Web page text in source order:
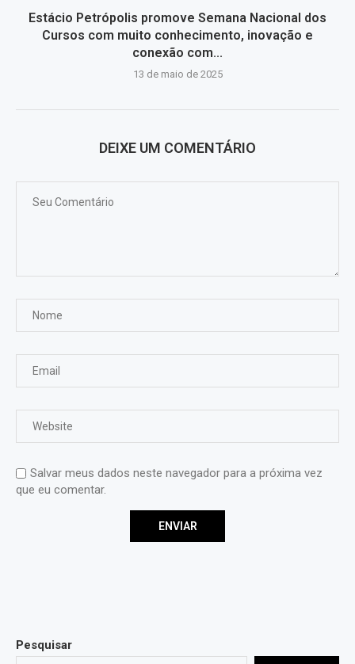
Estácio Petrópolis promove Semana Nacional dos
Cursos com muito conhecimento, inovação e
conexão com...
13 de maio de 2025
DEIXE UM COMENTÁRIO
Salvar meus dados neste navegador para a próxima vez
que eu comentar.
Pesquisar